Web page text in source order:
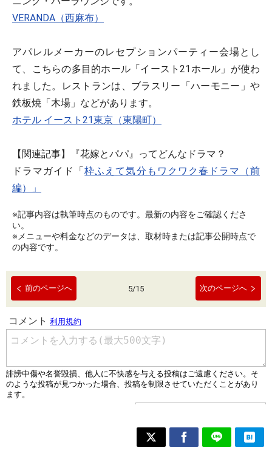
VERANDA（西麻布）
アパレルメーカーのレセプションパーティー会場とし
て、こちらの多目的ホール「イースト21ホール」が使わ
れました。レストランは、ブラスリー「ハーモニー」や
鉄板焼「木場」などがあります。
ホテル イースト21東京（東陽町）
【関連記事】『花嫁とパパ』ってどんなドラマ？
ドラマガイド「枠ふえて気分もワクワク春ドラマ（前
編）」
※記事内容は執筆時点のものです。最新の内容をご確認くださ
い。
※メニューや料金などのデータは、取材時または記事公開時点で
の内容です。
前のページへ 5/15 次のページへ